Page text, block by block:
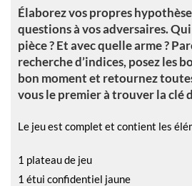
Élaborez vos propres
questions à vos adversaires.
pièce ? Et avec quelle arme ?
recherche d’indices, posez les
bon moment et retournez
vous le premier à trouver la clé
Le jeu est complet et contient les
1 plateau de jeu
1 étui confidentiel jaune